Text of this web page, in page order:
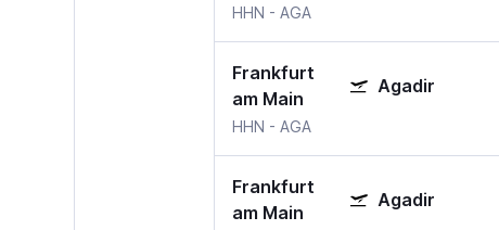
HHN - AGA
Frankfurt
am Main
Agadir
HHN - AGA
Frankfurt
am Main
Agadir